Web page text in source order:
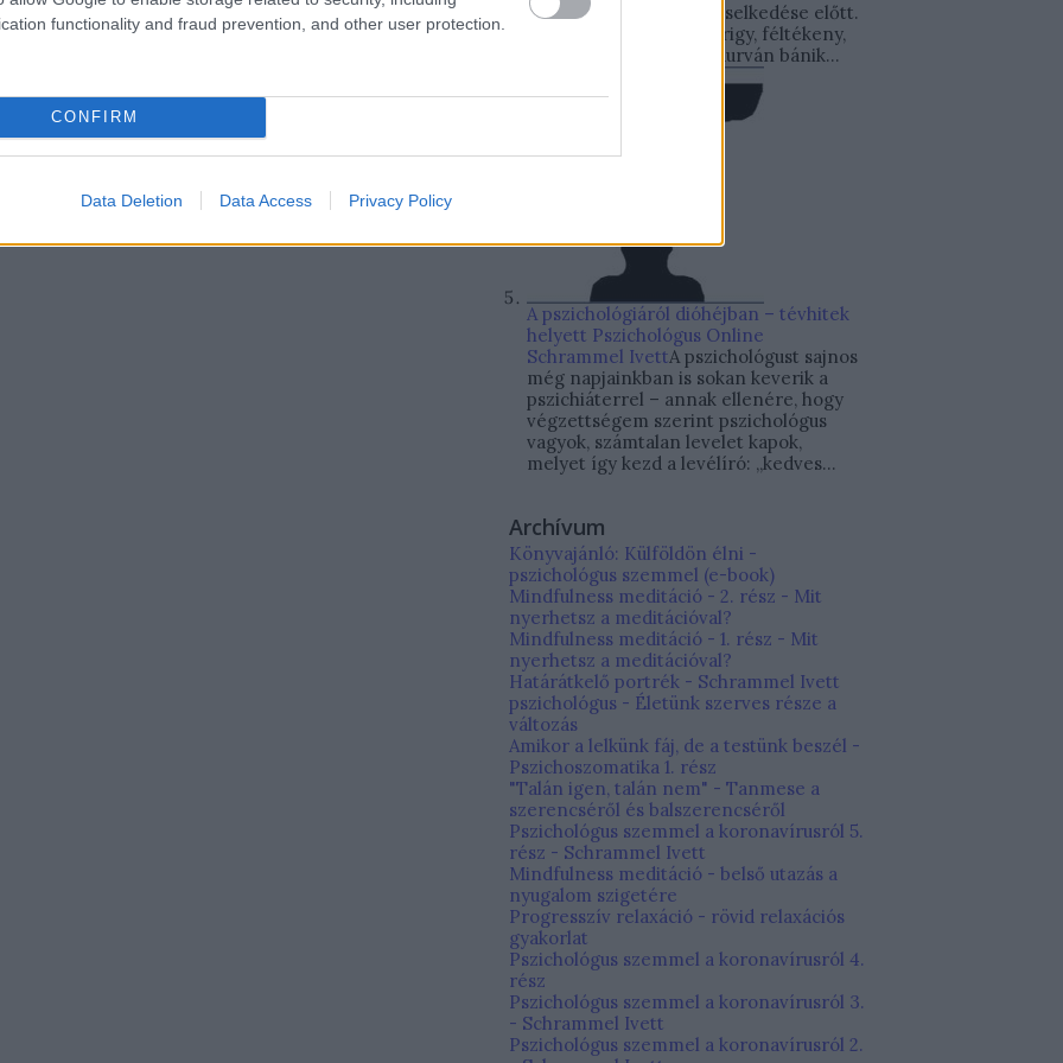
functionality and fraud prevention, and other user protection.
CONFIRM
Data Deletion Data Access Privacy Policy
gyerekeik problémás viselkedése előtt.
A gyerek ingerlékeny, irigy, féltékeny,
elveszi mások játékát, durván bánik...
A pszichológiáról dióhéjban – tévhitek
helyett Pszichológus Online
Schrammel IvettA pszichológust sajnos
még napjainkban is sokan keverik a
pszichiáterrel – annak ellenére, hogy
végzettségem szerint pszichológus
vagyok, számtalan levelet kapok,
melyet így kezd a levélíró: „kedves...
Archívum
Könyvajánló: Külföldön élni -
pszichológus szemmel (e-book)
Mindfulness meditáció - 2. rész - Mit
nyerhetsz a meditációval?
Mindfulness meditáció - 1. rész - Mit
nyerhetsz a meditációval?
Határátkelő portrék - Schrammel Ivett
pszichológus - Életünk szerves része a
változás
Amikor a lelkünk fáj, de a testünk beszél -
Pszichoszomatika 1. rész
"Talán igen, talán nem" - Tanmese a
szerencséről és balszerencséről
Pszichológus szemmel a koronavírusról 5.
rész - Schrammel Ivett
Mindfulness meditáció - belső utazás a
nyugalom szigetére
Progresszív relaxáció - rövid relaxációs
gyakorlat
Pszichológus szemmel a koronavírusról 4.
rész
Pszichológus szemmel a koronavírusról 3.
- Schrammel Ivett
Pszichológus szemmel a koronavírusról 2.